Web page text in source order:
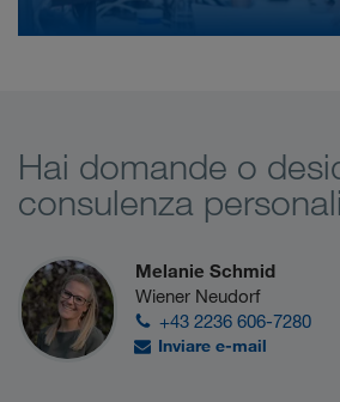
Hai domande o
consulenza
Melanie Schmid
Wiener Neudorf
+43 2236 606-7280
Inviare e-mail